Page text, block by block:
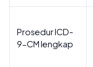
Prosedur ICD-
9-CM lengkap